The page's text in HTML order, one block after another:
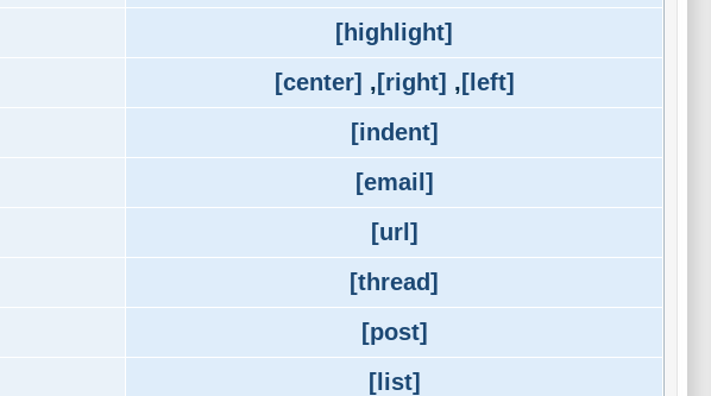
[highlight]
[left]
,
[right]
,
[center]
[indent]
[email]
[url]
[thread]
[post]
[list]